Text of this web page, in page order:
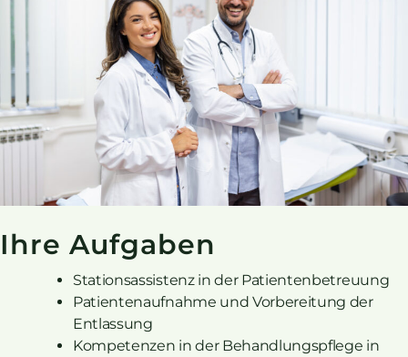
Ihre Aufgaben
Stationsassistenz in der Patientenbetreuung
Patientenaufnahme und Vorbereitung der
Entlassung
Kompetenzen in der Behandlungspflege in